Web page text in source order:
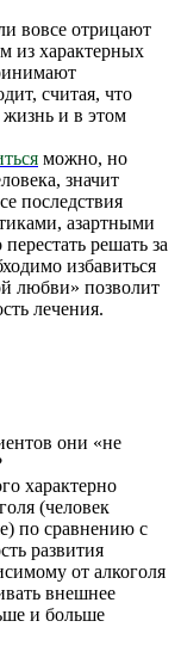
вовсе отрицают
из характерных
считая, что
и в этом
можно, но
значит
последствия
азартными
решать за
избавиться
любви» позволит
лечения.
они «не
характерно
(человек
по сравнению с
развития
от алкоголя
внешнее
и больше